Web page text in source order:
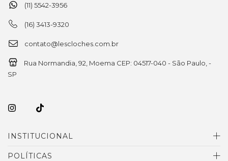
(11) 5542-3956
(16) 3413-9320
contato@lescloches.com.br
Rua Normandia, 92, Moema CEP: 04517-040 - São Paulo, -
SP
INSTITUCIONAL
POLÍTICAS